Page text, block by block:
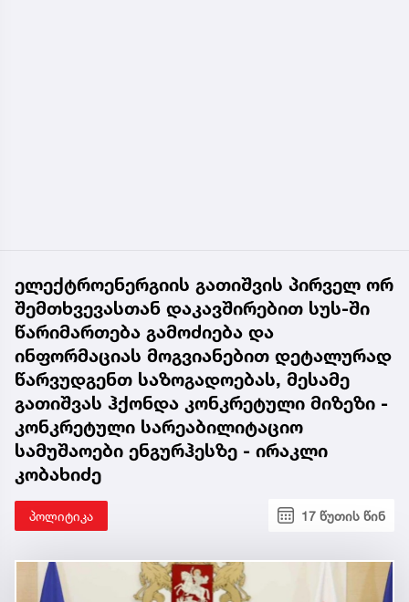
ელექტროენერგიის გათიშვის პირველ ორ
შემთხვევასთან დაკავშირებით სუს-ში
წარიმართება გამოძიება და
ინფორმაციას მოგვიანებით დეტალურად
წარვუდგენთ საზოგადოებას, მესამე
გათიშვას ჰქონდა კონკრეტული მიზეზი -
კონკრეტული სარეაბილიტაციო
სამუშაოები ენგურჰესზე - ირაკლი
კობახიძე
პოლიტიკა 17 წუთის წინ